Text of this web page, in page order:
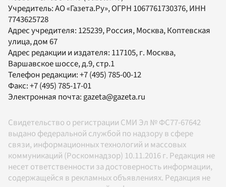
Учредитель:АО «Газета.Ру», ОГРН 1067761730376, ИНН
7743625728
Адрес учредителя: 125239, Россия, Москва, Коптевская
улица, дом 67
Адрес редакции и издателя: 117105, г. Москва,
Варшавское шоссе, д.9, стр.1
Телефон редакции:+7 (495) 785-00-12
Факс:+7 (495) 785-17-01
Электронная почта:gazeta@gazeta.ru
Свидетельство о регистрации СМИ Эл № ФС77-67642
выдано федеральной службой по надзору в сфере
связи, информационных технологий и массовых
коммуникаций (Роскомнадзор) 10.11.2016 г. Редакция не
несет ответственности за достоверность информации,
содержащейся в рекламных объявлениях. Редакция не